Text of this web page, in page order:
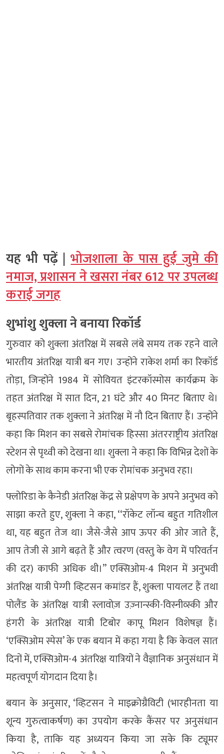
यह भी पढ़ें |भोजशाला के पास हुई जुमे की
नमाज, प्रशासन ने खसरा नंबर 612 पर उपलब्ध
कराई जगह
शुभांशु शुक्ला ने बनाया रिकॉर्ड
गुरुवार को शुक्ला अंतरिक्ष में सबसे लंबे समय तक रहने वाले
भारतीय अंतरिक्ष यात्री बन गए। उन्होंने राकेश शर्मा का रिकॉर्ड
तोड़ा, जिन्होंने 1984 में सोवियत इंटरकॉस्मोस कार्यक्रम के
तहत अंतरिक्ष में सात दिन, 21 घंटे और 40 मिनट बिताए थे।
बृहस्पतिवार तक शुक्ला ने अंतरिक्ष में नौ दिन बिताए हैं। उन्होंने
कहा कि मिशन का सबसे रोमांचक हिस्सा अंतरराष्ट्रीय अंतरिक्ष
स्टेशन से पृथ्वी को देखना था। शुक्ला ने कहा कि विभिन्न देशों के
लोगों के साथ काम करना भी एक रोमांचक अनुभव रहा।
फ्लोरिडा के कैनेडी अंतरिक्ष केंद्र से प्रक्षेपण के अपने अनुभव को
साझा करते हुए, शुक्ला ने कहा, ‘‘रॉकेट लॉन्च बहुत गतिशील
था, यह बहुत तेज था। जैसे-जैसे आप ऊपर की ओर जाते हैं,
आप तेजी से आगे बढ़ते हैं और त्वरण (वस्तु के वेग में परिवर्तन
की दर) काफी अधिक थी।’’ एक्सिओम-4 मिशन में अनुभवी
अंतरिक्ष यात्री पेग्गी व्हिटसन कमांडर हैं, शुक्ला पायलट हैं तथा
पोलैंड के अंतरिक्ष यात्री स्लावोज़ उज़्नान्स्की-विस्नीव्स्की और
हंगरी के अंतरिक्ष यात्री टिबोर कापू मिशन विशेषज्ञ हैं।
‘एक्सिओम स्पेस’ के एक बयान में कहा गया है कि केवल सात
दिनों में, एक्सिओम-4 अंतरिक्ष यात्रियों ने वैज्ञानिक अनुसंधान में
महत्वपूर्ण योगदान दिया है।
बयान के अनुसार, ‘व्हिटसन ने माइक्रोग्रैविटी (भारहीनता या
शून्य गुरुत्वाकर्षण) का उपयोग करके कैंसर पर अनुसंधान
किया है, ताकि यह अध्ययन किया जा सके कि ट्यूमर